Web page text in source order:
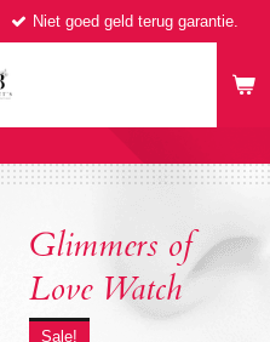
Niet goed geld terug garantie.
Glimmers of
Love Watch
Sale!